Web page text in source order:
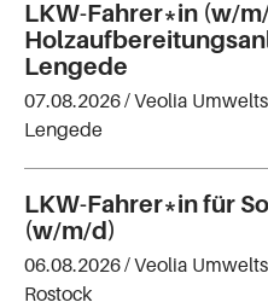
LKW-Fahrer*in (w/
Lengede
07.08.2026 /Veolia
Lengede
LKW-Fahrer*in für
(w/m/d)
06.08.2026 /Veolia
Rostock